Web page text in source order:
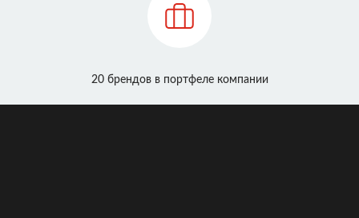
20 брендов в портфеле компании